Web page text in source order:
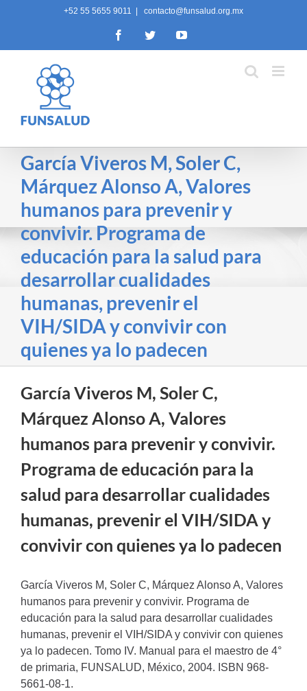
+52 55 5655 9011 contacto@funsalud.org.mx
FacebookTwitterYouTube
García Viveros M, Soler C,
Márquez Alonso A, Valores
humanos para prevenir y
convivir. Programa de
educación para la salud para
desarrollar cualidades
humanas, prevenir el
VIH/SIDA y convivir con
quienes ya lo padecen
García Viveros M, Soler C,
Márquez Alonso A, Valores
humanos para prevenir y convivir.
Programa de educación para la
salud para desarrollar cualidades
humanas, prevenir el VIH/SIDA y
convivir con quienes ya lo padecen
García Viveros M, Soler C, Márquez Alonso A, Valores
humanos para prevenir y convivir. Programa de
educación para la salud para desarrollar cualidades
humanas, prevenir el VIH/SIDA y convivir con quienes
ya lo padecen. Tomo IV. Manual para el maestro de 4°
de primaria, FUNSALUD, México, 2004. ISBN 968-
5661-08-1.